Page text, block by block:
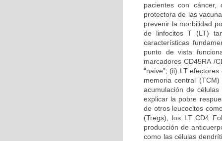
pacientes con
protectora de las
prevenir la morbilidad
de linfocitos T (LT)
características
punto de vista
marcadores CD45RA /
“naive”; (ii) LT
memoria central
acumulación de
explicar la pobre
de otros leucocitos
(Tregs), los LT CD4
producción de
como las células